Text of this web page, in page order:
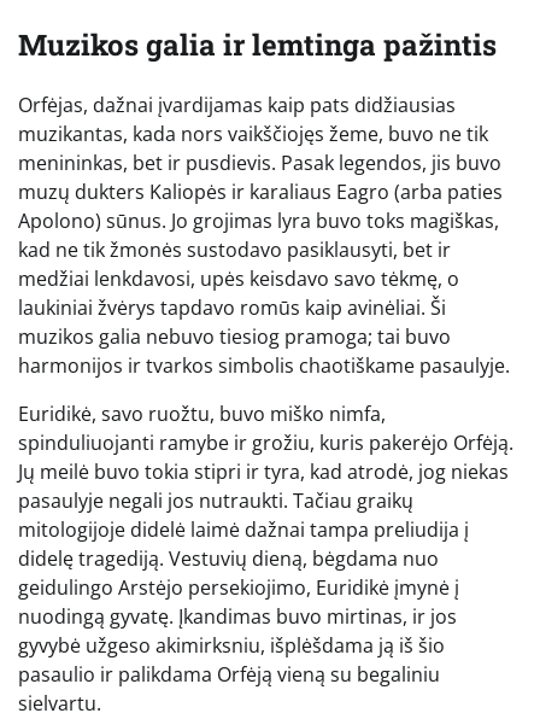
Muzikos galia ir lemtinga pažintis
Orfėjas, dažnai įvardijamas kaip pats didžiausias
muzikantas, kada nors vaikščiojęs žeme, buvo ne tik
menininkas, bet ir pusdievis. Pasak legendos, jis buvo
muzų dukters Kaliopės ir karaliaus Eagro (arba paties
Apolono) sūnus. Jo grojimas lyra buvo toks magiškas,
kad ne tik žmonės sustodavo pasiklausyti, bet ir
medžiai lenkdavosi, upės keisdavo savo tėkmę, o
laukiniai žvėrys tapdavo romūs kaip avinėliai. Ši
muzikos galia nebuvo tiesiog pramoga; tai buvo
harmonijos ir tvarkos simbolis chaotiškame pasaulyje.
Euridikė, savo ruožtu, buvo miško nimfa,
spinduliuojanti ramybe ir grožiu, kuris pakerėjo Orfėją.
Jų meilė buvo tokia stipri ir tyra, kad atrodė, jog niekas
pasaulyje negali jos nutraukti. Tačiau graikų
mitologijoje didelė laimė dažnai tampa preliudija į
didelę tragediją. Vestuvių dieną, bėgdama nuo
geidulingo Arstėjo persekiojimo, Euridikė įmynė į
nuodingą gyvatę. Įkandimas buvo mirtinas, ir jos
gyvybė užgeso akimirksniu, išplėšdama ją iš šio
pasaulio ir palikdama Orfėją vieną su begaliniu
sielvartu.